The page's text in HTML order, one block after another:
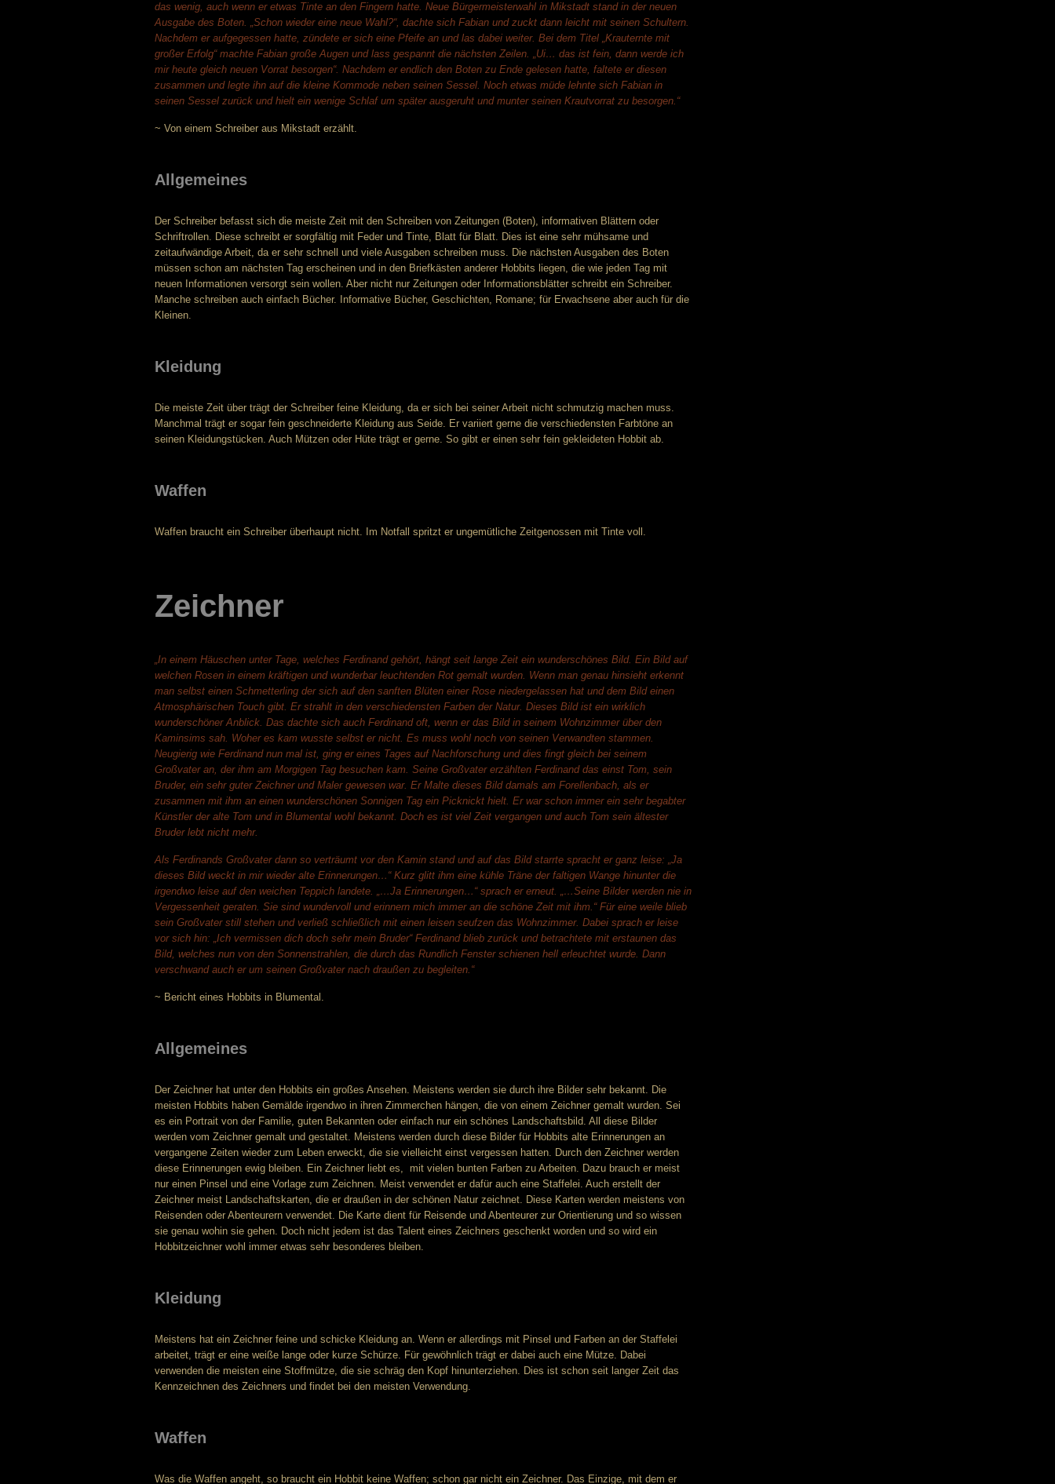
das wenig, auch wenn er etwas Tinte an den Fingern hatte. Neue Bürgermeisterwahl in Mikstadt stand in der neuen
Ausgabe des Boten. „Schon wieder eine neue Wahl?“, dachte sich Fabian und zuckt dann leicht mit seinen Schultern.
Nachdem er aufgegessen hatte, zündete er sich eine Pfeife an und las dabei weiter. Bei dem Titel „Krauternte mit
großer Erfolg“ machte Fabian große Augen und lass gespannt die nächsten Zeilen. „Ui… das ist fein, dann werde ich
mir heute gleich neuen Vorrat besorgen“. Nachdem er endlich den Boten zu Ende gelesen hatte, faltete er diesen
zusammen und legte ihn auf die kleine Kommode neben seinen Sessel. Noch etwas müde lehnte sich Fabian in
seinen Sessel zurück und hielt ein wenige Schlaf um später ausgeruht und munter seinen Krautvorrat zu besorgen.“
~ Von einem Schreiber aus Mikstadt erzählt.
Allgemeines
Der Schreiber befasst sich die meiste Zeit mit den Schreiben von Zeitungen (Boten), informativen Blättern oder
Schriftrollen. Diese schreibt er sorgfältig mit Feder und Tinte, Blatt für Blatt. Dies ist eine sehr mühsame und
zeitaufwändige Arbeit, da er sehr schnell und viele Ausgaben schreiben muss. Die nächsten Ausgaben des Boten
müssen schon am nächsten Tag erscheinen und in den Briefkästen anderer Hobbits liegen, die wie jeden Tag mit
neuen Informationen versorgt sein wollen. Aber nicht nur Zeitungen oder Informationsblätter schreibt ein Schreiber.
Manche schreiben auch einfach Bücher. Informative Bücher, Geschichten, Romane; für Erwachsene aber auch für die
Kleinen.
Kleidung
Die meiste Zeit über trägt der Schreiber feine Kleidung, da er sich bei seiner Arbeit nicht schmutzig machen muss.
Manchmal trägt er sogar fein geschneiderte Kleidung aus Seide. Er variiert gerne die verschiedensten Farbtöne an
seinen Kleidungstücken. Auch Mützen oder Hüte trägt er gerne. So gibt er einen sehr fein gekleideten Hobbit ab.
Waffen
Waffen braucht ein Schreiber überhaupt nicht. Im Notfall spritzt er ungemütliche Zeitgenossen mit Tinte voll.
Zeichner
„In einem Häuschen unter Tage, welches Ferdinand gehört, hängt seit lange Zeit ein wunderschönes Bild. Ein Bild auf
welchen Rosen in einem kräftigen und wunderbar leuchtenden Rot gemalt wurden. Wenn man genau hinsieht erkennt
man selbst einen Schmetterling der sich auf den sanften Blüten einer Rose niedergelassen hat und dem Bild einen
Atmosphärischen Touch gibt. Er strahlt in den verschiedensten Farben der Natur. Dieses Bild ist ein wirklich
wunderschöner Anblick. Das dachte sich auch Ferdinand oft, wenn er das Bild in seinem Wohnzimmer über den
Kaminsims sah. Woher es kam wusste selbst er nicht. Es muss wohl noch von seinen Verwandten stammen.
Neugierig wie Ferdinand nun mal ist, ging er eines Tages auf Nachforschung und dies fingt gleich bei seinem
Großvater an, der ihm am Morgigen Tag besuchen kam. Seine Großvater erzählten Ferdinand das einst Tom, sein
Bruder, ein sehr guter Zeichner und Maler gewesen war. Er Malte dieses Bild damals am Forellenbach, als er
zusammen mit ihm an einen wunderschönen Sonnigen Tag ein Picknickt hielt. Er war schon immer ein sehr begabter
Künstler der alte Tom und in Blumental wohl bekannt. Doch es ist viel Zeit vergangen und auch Tom sein ältester
Bruder lebt nicht mehr.
Als Ferdinands Großvater dann so verträumt vor den Kamin stand und auf das Bild starrte spracht er ganz leise: „Ja
dieses Bild weckt in mir wieder alte Erinnerungen…“ Kurz glitt ihm eine kühle Träne der faltigen Wange hinunter die
irgendwo leise auf den weichen Teppich landete. „…Ja Erinnerungen…“ sprach er erneut. „…Seine Bilder werden nie in
Vergessenheit geraten. Sie sind wundervoll und erinnern mich immer an die schöne Zeit mit ihm.“ Für eine weile blieb
sein Großvater still stehen und verließ schließlich mit einen leisen seufzen das Wohnzimmer. Dabei sprach er leise
vor sich hin: „Ich vermissen dich doch sehr mein Bruder“ Ferdinand blieb zurück und betrachtete mit erstaunen das
Bild, welches nun von den Sonnenstrahlen, die durch das Rundlich Fenster schienen hell erleuchtet wurde. Dann
verschwand auch er um seinen Großvater nach draußen zu begleiten.“
~ Bericht eines Hobbits in Blumental.
Allgemeines
Der Zeichner hat unter den Hobbits ein großes Ansehen. Meistens werden sie durch ihre Bilder sehr bekannt. Die
meisten Hobbits haben Gemälde irgendwo in ihren Zimmerchen hängen, die von einem Zeichner gemalt wurden. Sei
es ein Portrait von der Familie, guten Bekannten oder einfach nur ein schönes Landschaftsbild. All diese Bilder
werden vom Zeichner gemalt und gestaltet. Meistens werden durch diese Bilder für Hobbits alte Erinnerungen an
vergangene Zeiten wieder zum Leben erweckt, die sie vielleicht einst vergessen hatten. Durch den Zeichner werden
diese Erinnerungen ewig bleiben. Ein Zeichner liebt es, mit vielen bunten Farben zu Arbeiten. Dazu brauch er meist
nur einen Pinsel und eine Vorlage zum Zeichnen. Meist verwendet er dafür auch eine Staffelei. Auch erstellt der
Zeichner meist Landschaftskarten, die er draußen in der schönen Natur zeichnet. Diese Karten werden meistens von
Reisenden oder Abenteurern verwendet. Die Karte dient für Reisende und Abenteurer zur Orientierung und so wissen
sie genau wohin sie gehen. Doch nicht jedem ist das Talent eines Zeichners geschenkt worden und so wird ein
Hobbitzeichner wohl immer etwas sehr besonderes bleiben.
Kleidung
Meistens hat ein Zeichner feine und schicke Kleidung an. Wenn er allerdings mit Pinsel und Farben an der Staffelei
arbeitet, trägt er eine weiße lange oder kurze Schürze. Für gewöhnlich trägt er dabei auch eine Mütze. Dabei
verwenden die meisten eine Stoffmütze, die sie schräg den Kopf hinunterziehen. Dies ist schon seit langer Zeit das
Kennzeichnen des Zeichners und findet bei den meisten Verwendung.
Waffen
Was die Waffen angeht, so braucht ein Hobbit keine Waffen; schon gar nicht ein Zeichner. Das Einzige, mit dem er